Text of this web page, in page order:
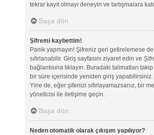
tekrar kayıt olmayı deneyin ve tartışmalara
Başa dön
Şifremi kaybettim!
Panik yapmayın! Şifreniz geri getirelemese
sıfırlanabilir. Giriş sayfasını ziyaret edin ve
bağlantısına tıklayın. Buradaki talimatları
bir süre içerisinde yeniden giriş yapabilirsiniz.
Yine de, eğer şifenizi sıfırlayamazsanız, bir
yöneticisi ile iletişime geçin.
Başa dön
Neden otomatik olarak çıkışım yapılıyor?